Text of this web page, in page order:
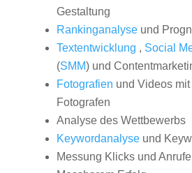
Gestaltung
Rankinganalyseund
Textentwicklung , Social
(SMM) und
Fotografien und Videos
Fotografen
Analyse des Wettbewerbs
Keywordanalyseund
Messung Klicks und